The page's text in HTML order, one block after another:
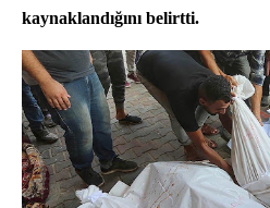
kaynaklandığını belirtti.